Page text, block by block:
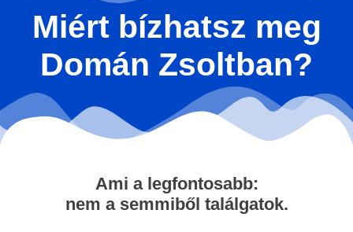
Miért bízhatsz meg
Domán Zsoltban?
Ami a legfontosabb:
nem a semmiből találgatok.